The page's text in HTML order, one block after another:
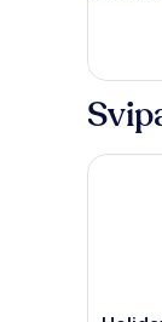
-
Holiday